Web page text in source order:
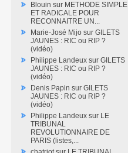
Blouin sur METHODE SIMPLE
ET RADICALE POUR
RECONNAITRE UN...
Marie-José Mijosur GILETS
JAUNES : RIC ou RIP ?
(vidéo)
Philippe Landeuxsur GILETS
JAUNES : RIC ou RIP ?
(vidéo)
Denis Papin sur GILETS
JAUNES : RIC ou RIP ?
(vidéo)
Philippe Landeuxsur LE
TRIBUNAL
REVOLUTIONNAIRE DE
PARIS (listes,...